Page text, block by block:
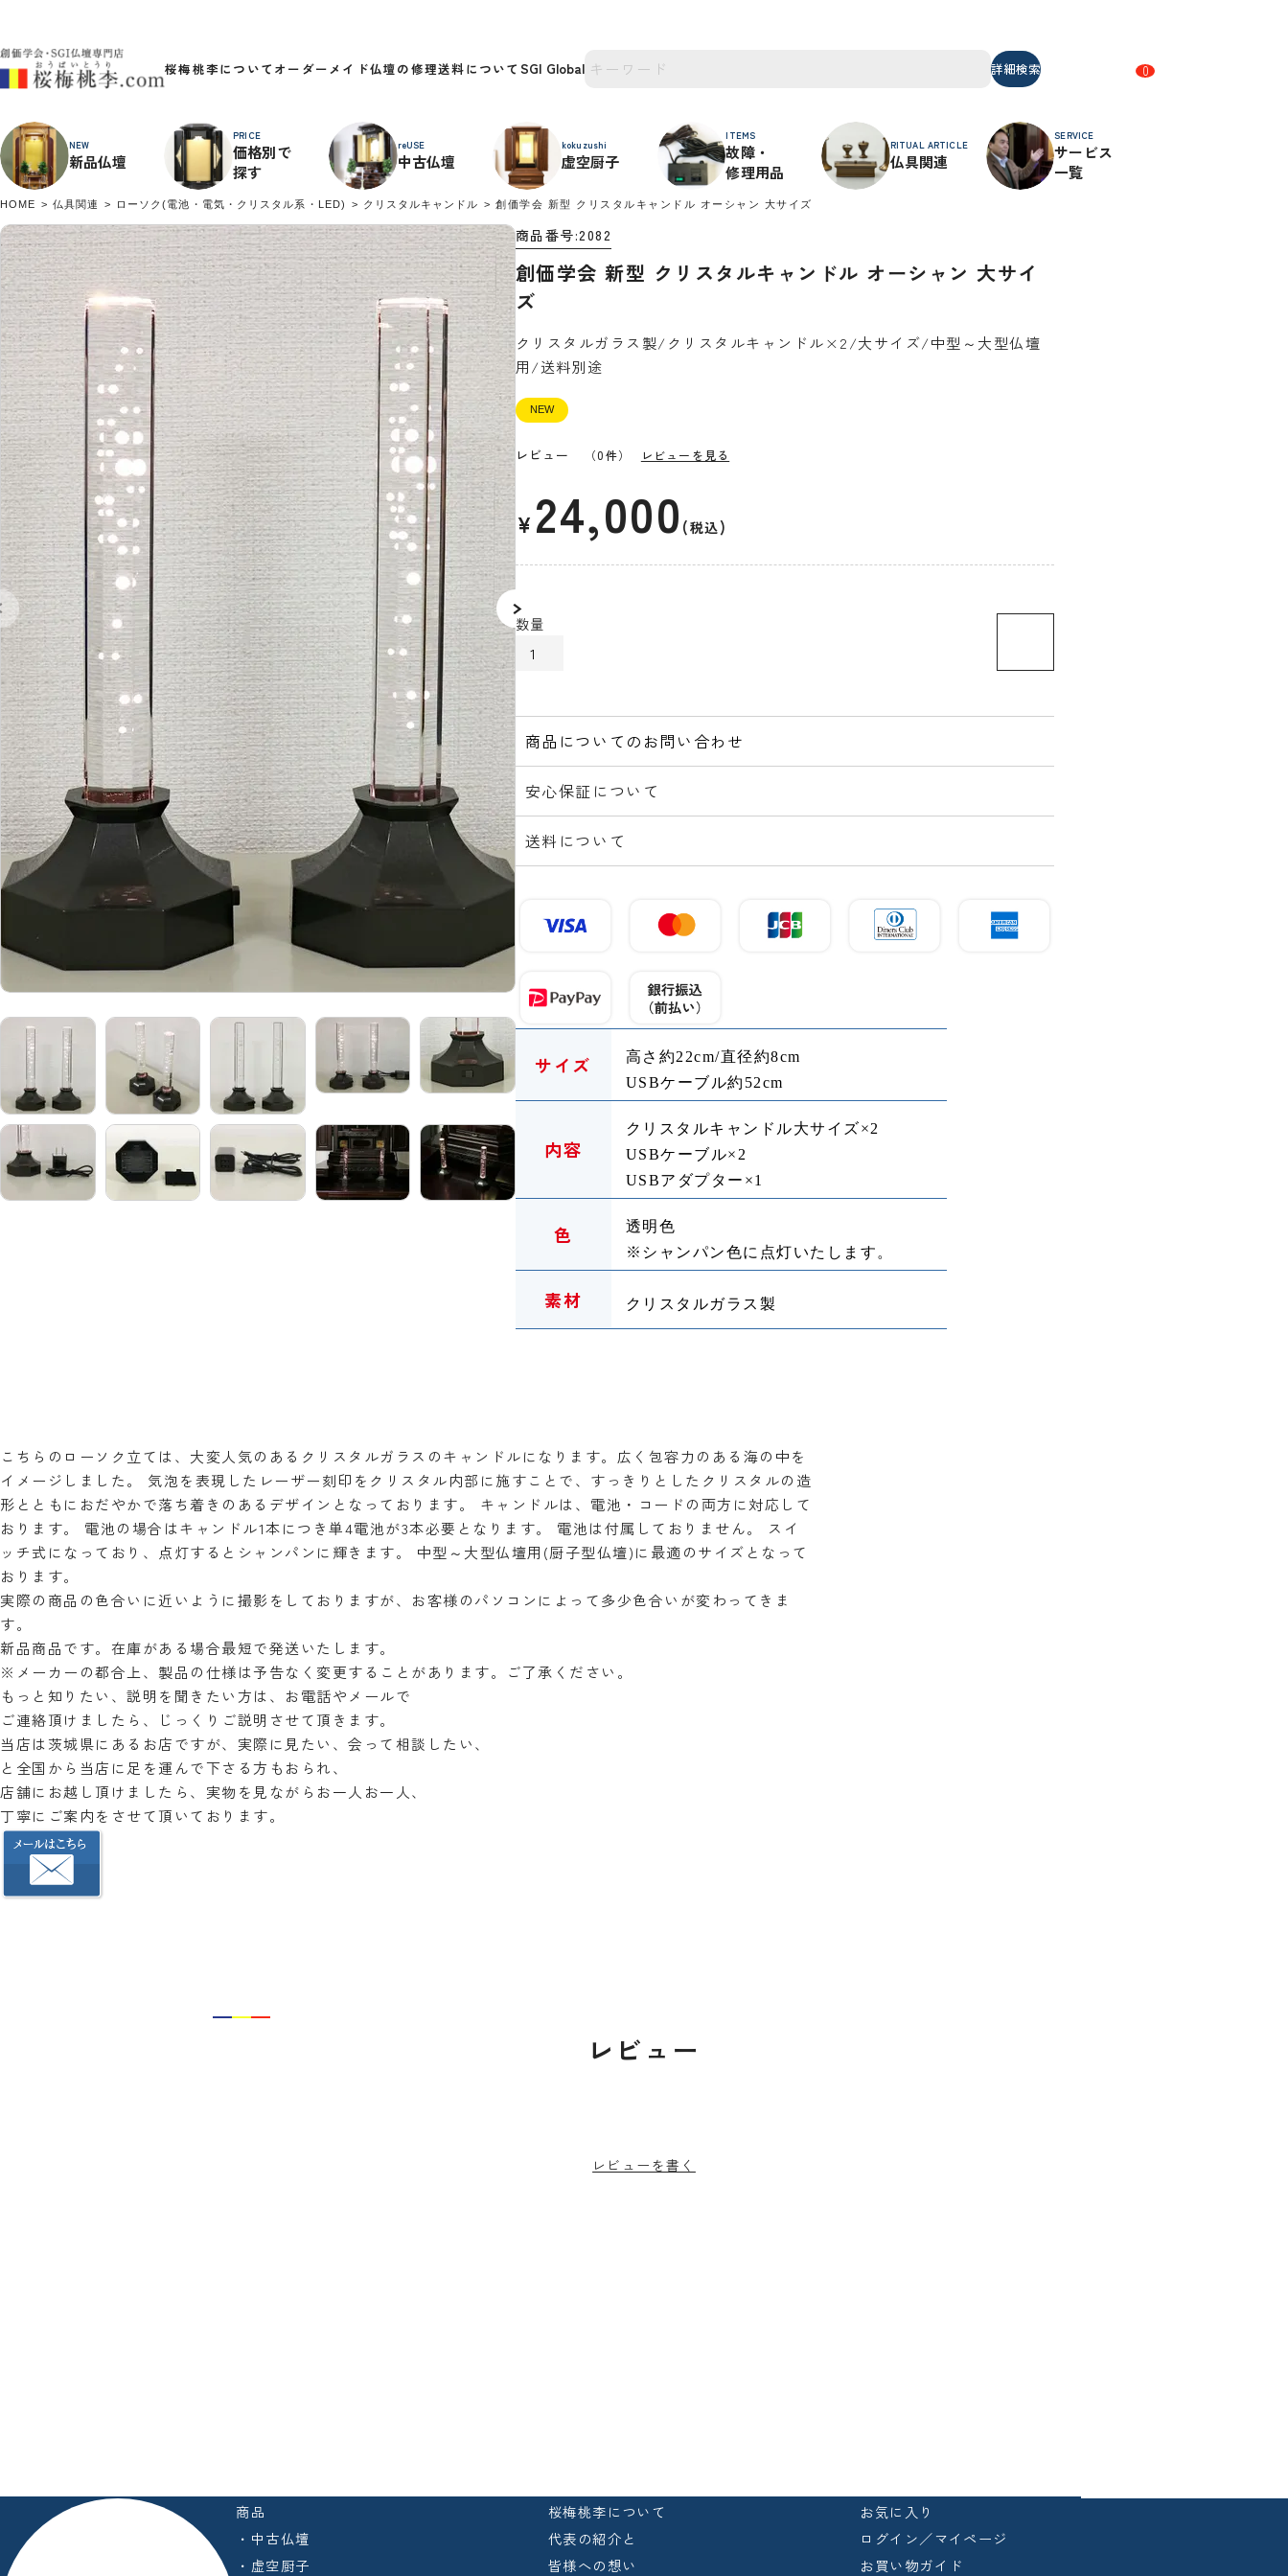
桜梅桃李について オーダーメイド仏壇の修理送料について 詳細検索 0
NEW
新品仏壇
PRICE
価格別で
探す
reUSE
中古仏壇
kokuzushi
虚空厨子
ITEMS
故障・
修理用品
RITUAL ARTICLE
仏具関連
SERVICE
サービス
一覧
HOME 仏具関連 ローソク(電池・電気・クリスタル系・LED) クリスタルキャンドル 創価学会 新型 クリスタルキャンドル オーシャン 大サイズ
商品番号 2082
創価学会 新型 クリスタルキャンドル オーシャン 大サイ
ズ
クリスタルガラス製/クリスタルキャンドル×2/大サイズ/中型～大型仏壇
用/送料別途
NEW
レビュー （0件） レビューを見る
¥ 24,000 税込
商品についてのお問い合わせ
安心保証について
送料について
サイズ
高さ約22cm/直径約8cm
USBケーブル約52cm
内容
クリスタルキャンドル大サイズ×2
USBケーブル×2
USBアダプター×1
色
透明色
※シャンパン色に点灯いたします。
素材 クリスタルガラス製
こちらのローソク立ては、大変人気のあるクリスタルガラスのキャンドルになります。広く包容力のある海の中を
イメージしました。 気泡を表現したレーザー刻印をクリスタル内部に施すことで、すっきりとしたクリスタルの造
形とともにおだやかで落ち着きのあるデザインとなっております。 キャンドルは、電池・コードの両方に対応して
おります。 電池の場合はキャンドル1本につき単4電池が3本必要となります。 電池は付属しておりません。 スイ
ッチ式になっており、点灯するとシャンパンに輝きます。 中型～大型仏壇用(厨子型仏壇)に最適のサイズとなって
おります。
実際の商品の色合いに近いように撮影をしておりますが、お客様のパソコンによって多少色合いが変わってきま
す。
新品商品です。在庫がある場合最短で発送いたします。
※メーカーの都合上、製品の仕様は予告なく変更することがあります。ご了承ください。
もっと知りたい、説明を聞きたい方は、お電話やメールで
ご連絡頂けましたら、じっくりご説明させて頂きます。
当店は茨城県にあるお店ですが、実際に見たい、会って相談したい、
と全国から当店に足を運んで下さる方もおられ、
店舗にお越し頂けましたら、実物を見ながらお一人お一人、
丁寧にご案内をさせて頂いております。
レビュー
レビューを書く
商品
・中古仏壇
・虚空厨子
桜梅桃李について
代表の紹介と
皆様への想い
お気に入り
ログイン／マイページ
お買い物ガイド